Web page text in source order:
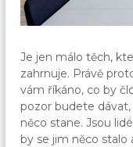
Je jen málo těch,
zahrnuje. Právě
vám říkáno, co by
pozor budete
něco stane. Jsou
by se jim něco